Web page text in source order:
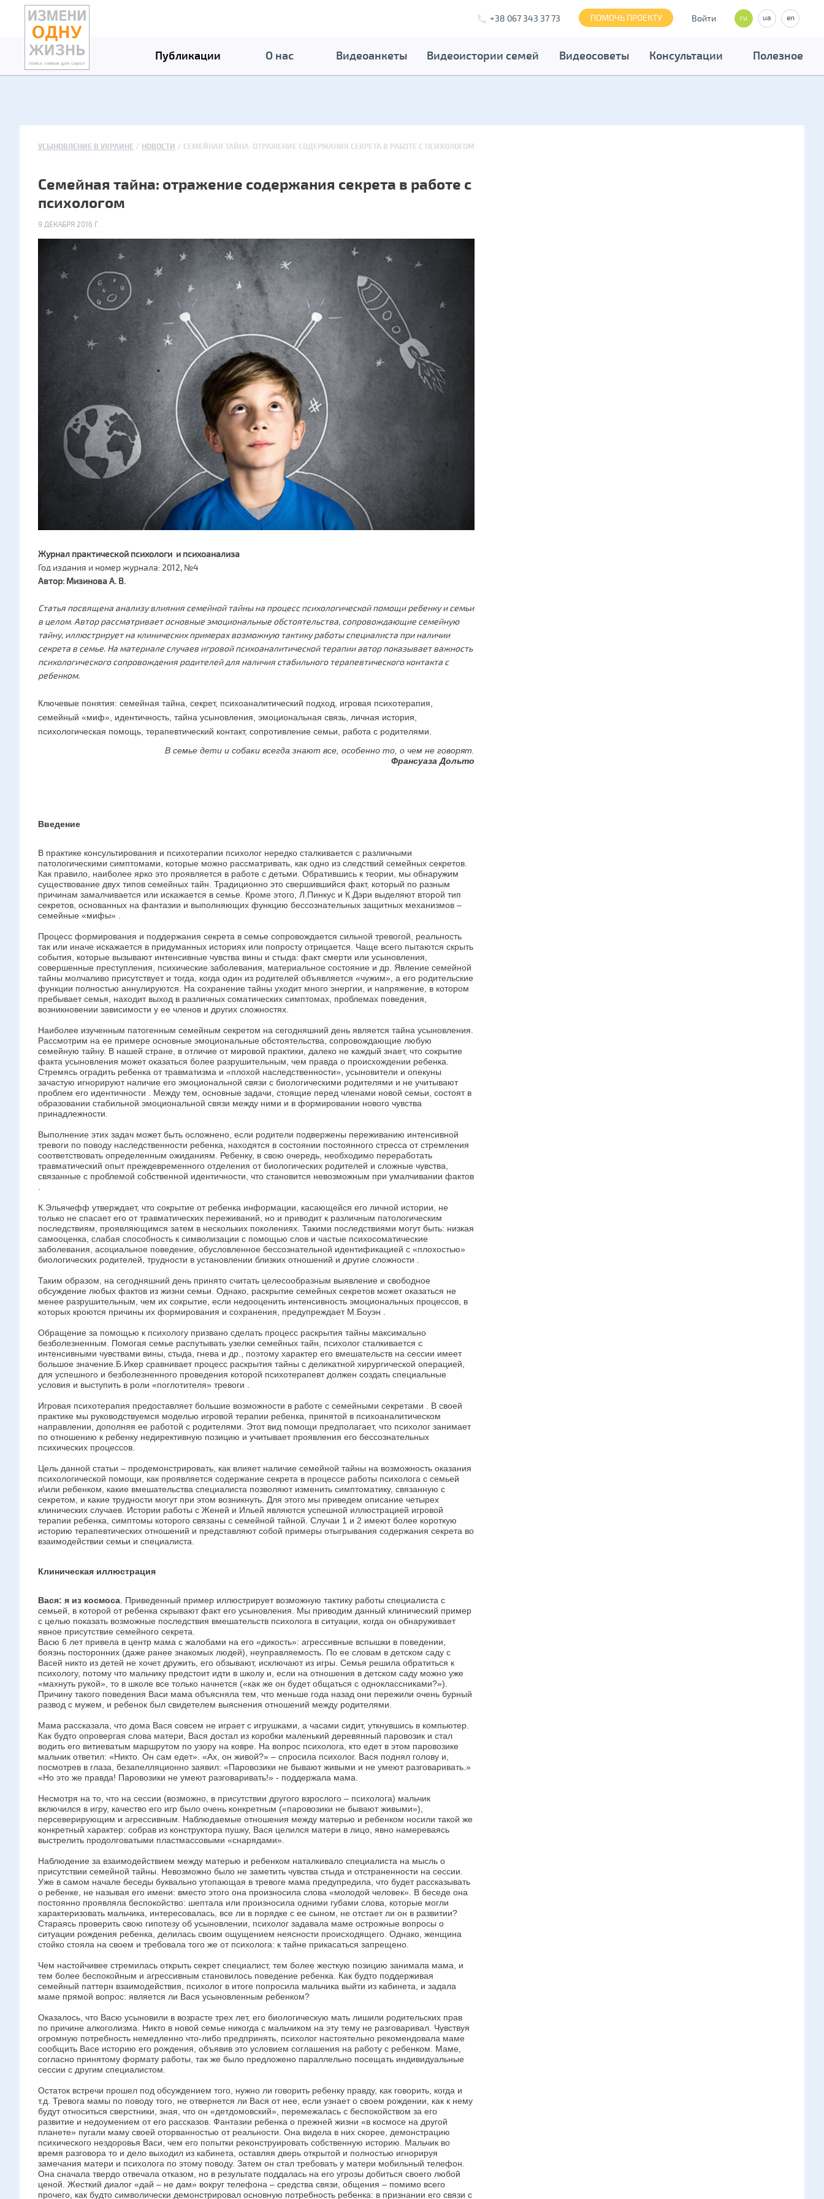
+38 067 343 37 73 ПОМОЧЬ ПРОЕКТУ Войти ru ua en
Публикации О нас Видеоанкеты Видеоистории семей Видеосоветы Консультации Полезное
УСЫНОВЛЕНИЕ В УКРАИНЕ НОВОСТИ СЕМЕЙНАЯ ТАЙНА: ОТРАЖЕНИЕ СОДЕРЖАНИЯ СЕКРЕТА В РАБОТЕ С ПСИХОЛОГОМ
Семейная тайна: отражение содержания секрета в работе с
психологом
9 ДЕКАБРЯ 2016 Г.
Журнал практической психологи и психоанализа
Год издания и номер журнала: 2012, №4
Автор: Мизинова А. В.
Статья посвящена анализу влияния семейной тайны на процесс психологической помощи ребенку и семьи
в целом. Автор рассматривает основные эмоциональные обстоятельства, сопровождающие семейную
тайну, иллюстрирует на клинических примерах возможную тактику работы специалиста при наличии
секрета в семье. На материале случаев игровой психоаналитической терапии автор показывает важность
психологического сопровождения родителей для наличия стабильного терапевтического контакта с
ребенком.
Ключевые понятия: семейная тайна, секрет, психоаналитический подход, игровая психотерапия,
семейный «миф», идентичность, тайна усыновления, эмоциональная связь, личная история,
психологическая помощь, терапевтический контакт, сопротивление семьи, работа с родителями.
В семье дети и собаки всегда знают все, особенно то, о чем не говорят.
Франсуаза Дольто
Введение
В практике консультирования и психотерапии психолог нередко сталкивается с различными
патологическими симптомами, которые можно рассматривать, как одно из следствий семейных секретов.
Как правило, наиболее ярко это проявляется в работе с детьми. Обратившись к теории, мы обнаружим
существование двух типов семейных тайн. Традиционно это свершившийся факт, который по разным
причинам замалчивается или искажается в семье. Кроме этого, Л.Пинкус и К.Дэри выделяют второй тип
секретов, основанных на фантазии и выполняющих функцию бессознательных защитных механизмов –
семейные «мифы» .
Процесс формирования и поддержания секрета в семье сопровождается сильной тревогой, реальность
так или иначе искажается в придуманных историях или попросту отрицается. Чаще всего пытаются скрыть
события, которые вызывают интенсивные чувства вины и стыда: факт смерти или усыновления,
совершенные преступления, психические заболевания, материальное состояние и др. Явление семейной
тайны молчаливо присутствует и тогда, когда один из родителей объявляется «чужим», а его родительские
функции полностью аннулируются. На сохранение тайны уходит много энергии, и напряжение, в котором
пребывает семья, находит выход в различных соматических симптомах, проблемах поведения,
возникновении зависимости у ее членов и других сложностях.
Наиболее изученным патогенным семейным секретом на сегодняшний день является тайна усыновления.
Рассмотрим на ее примере основные эмоциональные обстоятельства, сопровождающие любую
семейную тайну. В нашей стране, в отличие от мировой практики, далеко не каждый знает, что сокрытие
факта усыновления может оказаться более разрушительным, чем правда о происхождении ребенка.
Стремясь оградить ребенка от травматизма и «плохой наследственности», усыновители и опекуны
зачастую игнорируют наличие его эмоциональной связи с биологическими родителями и не учитывают
проблем его идентичности . Между тем, основные задачи, стоящие перед членами новой семьи, состоят в
образовании стабильной эмоциональной связи между ними и в формировании нового чувства
принадлежности.
Выполнение этих задач может быть осложнено, если родители подвержены переживанию интенсивной
тревоги по поводу наследственности ребенка, находятся в состоянии постоянного стресса от стремления
соответствовать определенным ожиданиям. Ребенку, в свою очередь, необходимо переработать
травматический опыт преждевременного отделения от биологических родителей и сложные чувства,
связанные с проблемой собственной идентичности, что становится невозможным при умалчивании фактов
.
К.Эльячефф утверждает, что сокрытие от ребенка информации, касающейся его личной истории, не
только не спасает его от травматических переживаний, но и приводит к различным патологическим
последствиям, проявляющимся затем в нескольких поколениях. Такими последствиями могут быть: низкая
самооценка, слабая способность к символизации с помощью слов и частые психосоматические
заболевания, асоциальное поведение, обусловленное бессознательной идентификацией с «плохостью»
биологических родителей, трудности в установлении близких отношений и другие сложности .
Таким образом, на сегодняшний день принято считать целесообразным выявление и свободное
обсуждение любых фактов из жизни семьи. Однако, раскрытие семейных секретов может оказаться не
менее разрушительным, чем их сокрытие, если недооценить интенсивность эмоциональных процессов, в
которых кроются причины их формирования и сохранения, предупреждает М.Боуэн .
Обращение за помощью к психологу призвано сделать процесс раскрытия тайны максимально
безболезненным. Помогая семье распутывать узелки семейных тайн, психолог сталкивается с
интенсивными чувствами вины, стыда, гнева и др., поэтому характер его вмешательств на сессии имеет
большое значение.Б.Икер сравнивает процесс раскрытия тайны с деликатной хирургической операцией,
для успешного и безболезненного проведения которой психотерапевт должен создать специальные
условия и выступить в роли «поглотителя» тревоги .
Игровая психотерапия предоставляет большие возможности в работе с семейными секретами . В своей
практике мы руководствуемся моделью игровой терапии ребенка, принятой в психоаналитическом
направлении, дополняя ее работой с родителями. Этот вид помощи предполагает, что психолог занимает
по отношению к ребенку недирективную позицию и учитывает проявления его бессознательных
психических процессов.
Цель данной статьи – продемонстрировать, как влияет наличие семейной тайны на возможность оказания
психологической помощи, как проявляется содержание секрета в процессе работы психолога с семьей
и\или ребенком, какие вмешательства специалиста позволяют изменить симптоматику, связанную с
секретом, и какие трудности могут при этом возникнуть. Для этого мы приведем описание четырех
клинических случаев. Истории работы с Женей и Ильей являются успешной иллюстрацией игровой
терапии ребенка, симптомы которого связаны с семейной тайной. Случаи 1 и 2 имеют более короткую
историю терапевтических отношений и представляют собой примеры отыгрывания содержания секрета во
взаимодействии семьи и специалиста.
Клиническая иллюстрация
Вася: я из космоса. Приведенный пример иллюстрирует возможную тактику работы специалиста с
семьей, в которой от ребенка скрывают факт его усыновления. Мы приводим данный клинический пример
с целью показать возможные последствия вмешательств психолога в ситуации, когда он обнаруживает
явное присутствие семейного секрета.
Васю 6 лет привела в центр мама с жалобами на его «дикость»: агрессивные вспышки в поведении,
боязнь посторонних (даже ранее знакомых людей), неуправляемость. По ее словам в детском саду с
Васей никто из детей не хочет дружить, его обзывают, исключают из игры. Семья решила обратиться к
психологу, потому что мальчику предстоит идти в школу и, если на отношения в детском саду можно уже
«махнуть рукой», то в школе все только начнется («как же он будет общаться с одноклассниками?»).
Причину такого поведения Васи мама объясняла тем, что меньше года назад они пережили очень бурный
развод с мужем, и ребенок был свидетелем выяснения отношений между родителями.
Мама рассказала, что дома Вася совсем не играет с игрушками, а часами сидит, уткнувшись в компьютер.
Как будто опровергая слова матери, Вася достал из коробки маленький деревянный паровозик и стал
водить его витиеватым маршрутом по узору на ковре. На вопрос психолога, кто едет в этом паровозике
мальчик ответил: «Никто. Он сам едет». «Ах, он живой?» – спросила психолог. Вася поднял голову и,
посмотрев в глаза, безапелляционно заявил: «Паровозики не бывают живыми и не умеют разговаривать.»
«Но это же правда! Паровозики не умеют разговаривать!» - поддержала мама.
Несмотря на то, что на сессии (возможно, в присутствии другого взрослого – психолога) мальчик
включился в игру, качество его игр было очень конкретным («паровозики не бывают живыми»),
персеверирующим и агрессивным. Наблюдаемые отношения между матерью и ребенком носили такой же
конкретный характер: собрав из конструктора пушку, Вася целился матери в лицо, явно намереваясь
выстрелить продолговатыми пластмассовыми «снарядами».
Наблюдение за взаимодействием между матерью и ребенком наталкивало специалиста на мысль о
присутствии семейной тайны. Невозможно было не заметить чувства стыда и отстраненности на сессии.
Уже в самом начале беседы буквально утопающая в тревоге мама предупредила, что будет рассказывать
о ребенке, не называя его имени: вместо этого она произносила слова «молодой человек». В беседе она
постоянно проявляла беспокойство: шептала или произносила одними губами слова, которые могли
характеризовать мальчика, интересовалась, все ли в порядке с ее сыном, не отстает ли он в развитии?
Стараясь проверить свою гипотезу об усыновлении, психолог задавала маме острожные вопросы о
ситуации рождения ребенка, делилась своим ощущением неясности происходящего. Однако, женщина
стойко стояла на своем и требовала того же от психолога: к тайне прикасаться запрещено.
Чем настойчивее стремилась открыть секрет специалист, тем более жесткую позицию занимала мама, и
тем более беспокойным и агрессивным становилось поведение ребенка. Как будто поддерживая
семейный паттерн взаимодействия, психолог в итоге попросила мальчика выйти из кабинета, и задала
маме прямой вопрос: является ли Вася усыновленным ребенком?
Оказалось, что Васю усыновили в возрасте трех лет, его биологическую мать лишили родительских прав
по причине алкоголизма. Никто в новой семье никогда с мальчиком на эту тему не разговаривал. Чувствуя
огромную потребность немедленно что-либо предпринять, психолог настоятельно рекомендовала маме
сообщить Васе историю его рождения, объявив это условием соглашения на работу с ребенком. Маме,
согласно принятому формату работы, так же было предложено параллельно посещать индивидуальные
сессии с другим специалистом.
Остаток встречи прошел под обсуждением того, нужно ли говорить ребенку правду, как говорить, когда и
т.д. Тревога мамы по поводу того, не отвернется ли Вася от нее, если узнает о своем рождении, как к нему
будут относиться сверстники, зная, что он «детдомовский», перемежалась с беспокойством за его
развитие и недоумением от его рассказов. Фантазии ребенка о прежней жизни «в космосе на другой
планете» пугали маму своей оторванностью от реальности. Она видела в них скорее, демонстрацию
психического нездоровья Васи, чем его попытки реконструировать собственную историю. Мальчик во
время разговора то и дело выходил из кабинета, оставляя дверь открытой и полностью игнорируя
замечания матери и психолога по этому поводу. Затем он стал требовать у матери мобильный телефон.
Она сначала твердо отвечала отказом, но в результате поддалась на его угрозы добиться своего любой
ценой. Жесткий диалог «дай – не дам» вокруг телефона – средства связи, общения – помимо всего
прочего, как будто символически демонстрировал основную потребность ребенка: в признании его связи с